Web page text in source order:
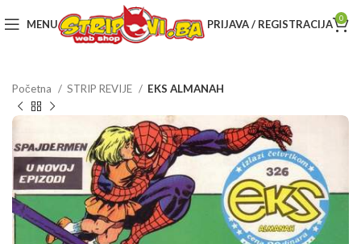
MENU PRIJAVA / REGISTRACIJA 0
Početna STRIP REVIJE EKS ALMANAH